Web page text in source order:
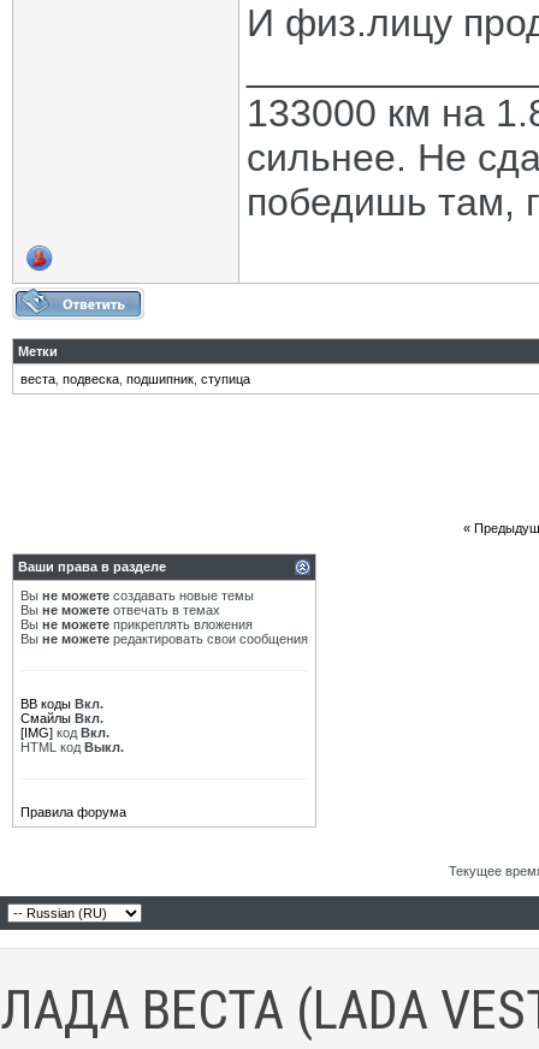
И физ.лицу
133000 км на
сильнее. Не
победишь там,
Метки
веста подвеска подшипник ступица
«
Ваши права в разделе
Вы не можете создавать новые темы
Вы не можете отвечать в темах
Вы не можете прикреплять вложения
Вы не можете редактировать свои сообщения
BB коды Вкл.
Смайлы Вкл.
[IMG] код Вкл.
HTML код Выкл.
Правила форума
Текущее
ЛАДА ВЕСТА (LADA